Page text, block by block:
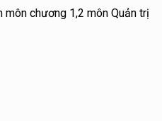
chương 1,2 môn Quản trị